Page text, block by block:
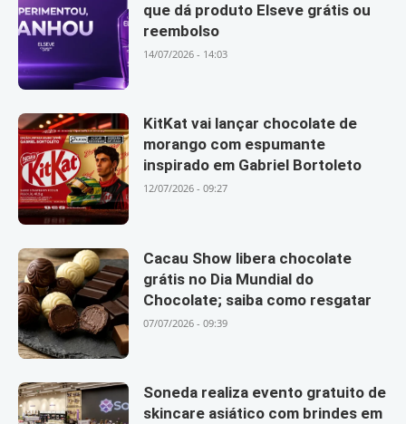
que dá produto Elseve grátis ou
reembolso
14/07/2026 - 14:03
KitKat vai lançar chocolate de
morango com espumante
inspirado em Gabriel Bortoleto
12/07/2026 - 09:27
Cacau Show libera chocolate
grátis no Dia Mundial do
Chocolate; saiba como resgatar
07/07/2026 - 09:39
Soneda realiza evento gratuito de
skincare asiático com brindes em